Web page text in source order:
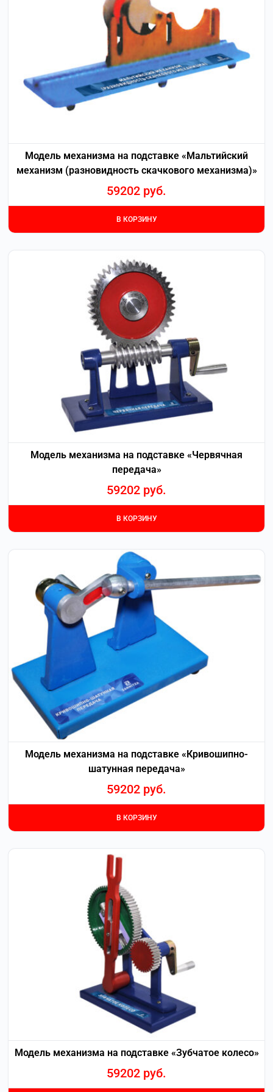
Модель механизма на подставке «Мальтийский
механизм (разновидность скачкового механизма)»
59202 руб.
В КОРЗИНУ
Модель механизма на подставке «Червячная
передача»
59202 руб.
В КОРЗИНУ
Модель механизма на подставке «Кривошипно-
шатунная передача»
59202 руб.
В КОРЗИНУ
Модель механизма на подставке «Зубчатое колесо»
59202 руб.